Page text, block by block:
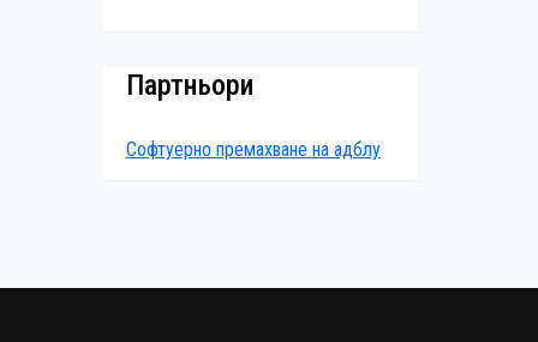
Партньори
Софтуерно премахване на адблу